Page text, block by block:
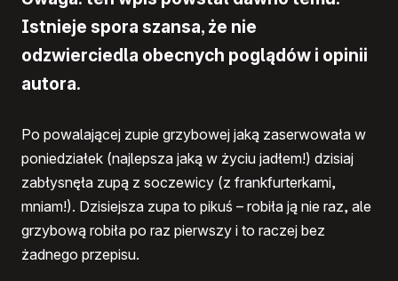
Istnieje spora szansa, że nie
odzwierciedla obecnych poglądów i opinii
autora.
Po powalającej zupie grzybowej jaką zaserwowała w
poniedziałek (najlepsza jaką w życiu jadłem!) dzisiaj
zabłysnęła zupą z soczewicy (z frankfurterkami,
mniam!). Dzisiejsza zupa to pikuś – robiła ją nie raz, ale
grzybową robiła po raz pierwszy i to raczej bez
żadnego przepisu.